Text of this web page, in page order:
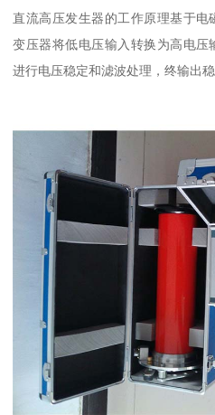
直流高压发生器的工作原理基于
变压器将低电压输入转换为高电
进行电压稳定和滤波处理，终输出